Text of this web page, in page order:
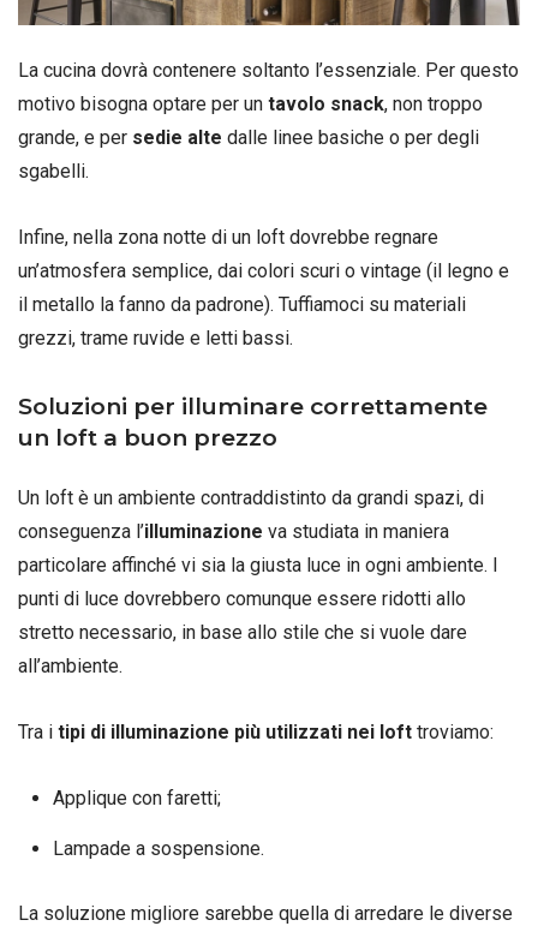
La cucina dovrà contenere soltanto l’essenziale. Per questo
motivo bisogna optare per un tavolo snack, non troppo
grande, e per sedie alte dalle linee basiche o per degli
sgabelli.
Infine, nella zona notte di un loft dovrebbe regnare
un’atmosfera semplice, dai colori scuri o vintage (il legno e
il metallo la fanno da padrone). Tuffiamoci su materiali
grezzi, trame ruvide e letti bassi.
Soluzioni per illuminare correttamente
un loft a buon prezzo
Un loft è un ambiente contraddistinto da grandi spazi, di
conseguenza l’illuminazione va studiata in maniera
particolare affinché vi sia la giusta luce in ogni ambiente. I
punti di luce dovrebbero comunque essere ridotti allo
stretto necessario, in base allo stile che si vuole dare
all’ambiente.
Tra i tipi di illuminazione più utilizzati nei loft troviamo:
Applique con faretti;
Lampade a sospensione.
La soluzione migliore sarebbe quella di arredare le diverse